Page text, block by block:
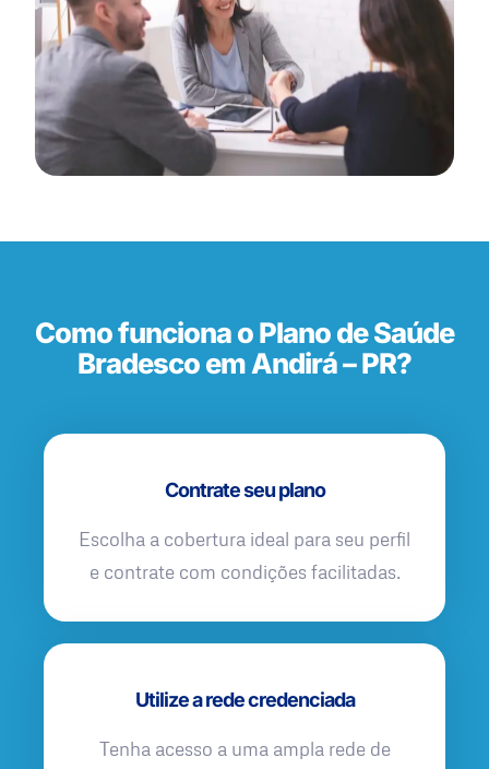
Como funciona o Plano de Saúde
Bradesco em Andirá – PR?
Contrate seu plano
Escolha a cobertura ideal para seu perfil
e contrate com condições facilitadas.
Utilize a rede credenciada
Tenha acesso a uma ampla rede de